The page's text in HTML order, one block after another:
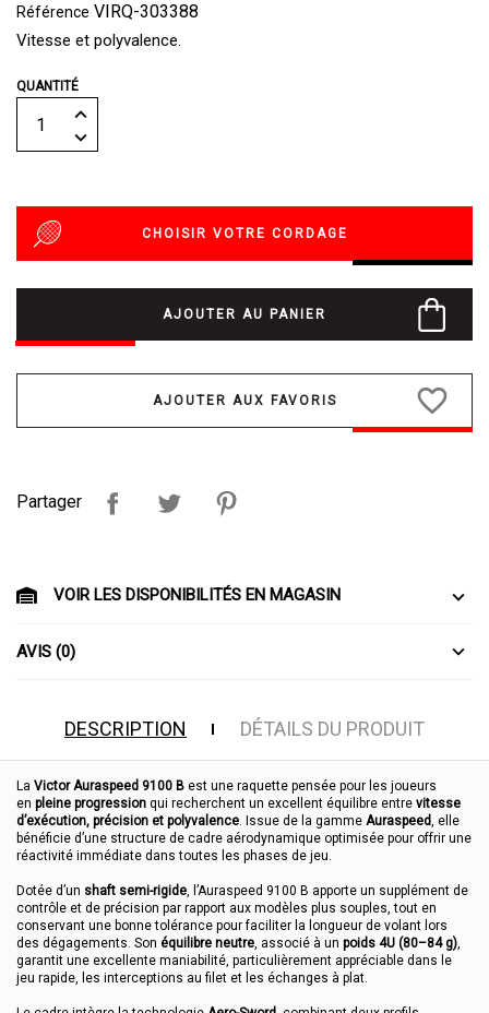
Référence VIRQ-303388
Vitesse et polyvalence.
QUANTITÉ
CHOISIR VOTRE CORDAGE
AJOUTER AU PANIER
favorite_border
Partager
VOIR LES DISPONIBILITÉS EN MAGASIN
AVIS (0)
DESCRIPTION DÉTAILS DU PRODUIT
La Victor Auraspeed 9100 B est une raquette pensée pour les joueurs
en pleine progression qui recherchent un excellent équilibre entre vitesse
d’exécution, précision et polyvalence. Issue de la gamme Auraspeed, elle
bénéficie d’une structure de cadre aérodynamique optimisée pour offrir une
réactivité immédiate dans toutes les phases de jeu.
Dotée d’un shaft semi-rigide, l’Auraspeed 9100 B apporte un supplément de
contrôle et de précision par rapport aux modèles plus souples, tout en
conservant une bonne tolérance pour faciliter la longueur de volant lors
des dégagements. Son équilibre neutre, associé à un poids 4U (80–84 g),
garantit une excellente maniabilité, particulièrement appréciable dans le
jeu rapide, les interceptions au filet et les échanges à plat.